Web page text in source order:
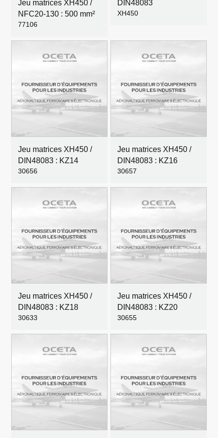
Jeu matrices XH450 /
NFC20-130 : 500 mm²
77106
DIN48083
XH450
Jeu matrices XH450 /
DIN48083 : KZ14
30656
Jeu matrices XH450 /
DIN48083 : KZ16
30657
Jeu matrices XH450 /
DIN48083 : KZ18
30633
Jeu matrices XH450 /
DIN48083 : KZ20
30655